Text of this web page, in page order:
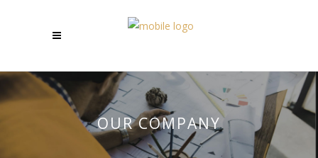
OUR COMPANY